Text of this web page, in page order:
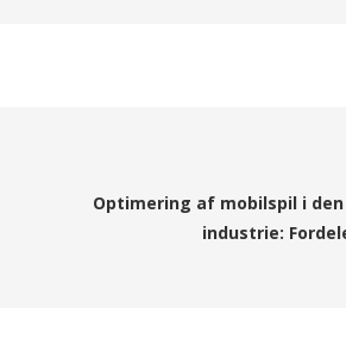
Optimering af mobilspil i
industrie: